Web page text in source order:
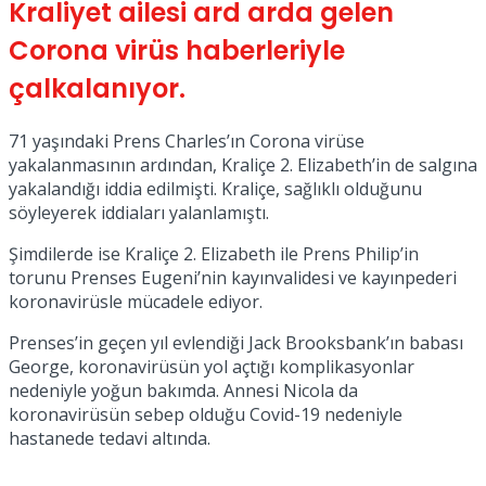
No Result
View All Result
Kraliyet ailesi ard arda gelen
Corona virüs haberleriyle
çalkalanıyor.
71 yaşındaki Prens Charles’ın Corona virüse
yakalanmasının ardından, Kraliçe 2. Elizabeth’in de salgına
yakalandığı iddia edilmişti. Kraliçe, sağlıklı olduğunu
söyleyerek iddiaları yalanlamıştı.
Şimdilerde ise Kraliçe 2. Elizabeth ile Prens Philip’in
torunu Prenses Eugeni’nin kayınvalidesi ve kayınpederi
koronavirüsle mücadele ediyor.
Prenses’in geçen yıl evlendiği Jack Brooksbank’ın babası
George, koronavirüsün yol açtığı komplikasyonlar
nedeniyle yoğun bakımda. Annesi Nicola da
koronavirüsün sebep olduğu Covid-19 nedeniyle
hastanede tedavi altında.